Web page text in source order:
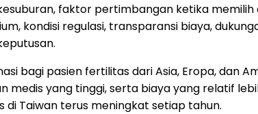
faktor pertimbangan ketika
kondisi regulasi, transparansi biaya,
bagi pasien fertilitas dari Asia, Eropa, dan
medis yang tinggi, serta biaya yang relatif
Taiwan terus meningkat setiap tahun.